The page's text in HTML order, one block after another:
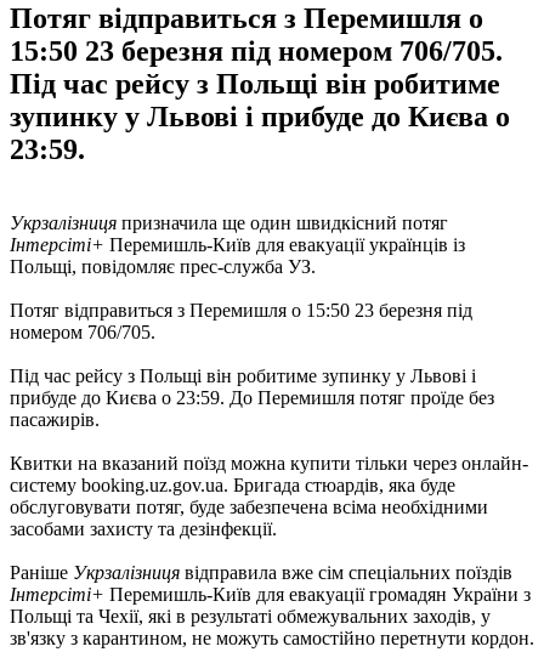
Потяг відправиться з Перемишля о
15:50 23 березня під номером 706/705.
Під час рейсу з Польщі він робитиме
зупинку у Львові і прибуде до Києва о
23:59.
Укрзалізниця призначила ще один швидкісний потяг
Інтерсіті+ Перемишль-Київ для евакуації українців із
Польщі, повідомляє прес-служба УЗ.
Потяг відправиться з Перемишля о 15:50 23 березня під
номером 706/705.
Під час рейсу з Польщі він робитиме зупинку у Львові і
прибуде до Києва о 23:59. До Перемишля потяг проїде без
пасажирів.
Квитки на вказаний поїзд можна купити тільки через онлайн-
систему booking.uz.gov.ua. Бригада стюардів, яка буде
обслуговувати потяг, буде забезпечена всіма необхідними
засобами захисту та дезінфекції.
Раніше Укрзалізниця відправила вже сім спеціальних поїздів
Інтерсіті+ Перемишль-Київ для евакуації громадян України з
Польщі та Чехії, які в результаті обмежувальних заходів, у
зв'язку з карантином, не можуть самостійно перетнути кордон.